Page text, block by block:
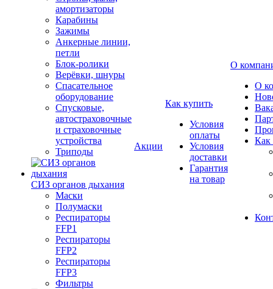
амортизаторы
Карабины
Зажимы
Анкерные линии,
петли
Блок-ролики
Верёвки, шнуры
Спасательное
оборудование
Спусковые,
автостраховочные
и страховочные
устройства
Триподы
СИЗ органов дыхания
Маски
Полумаски
Респираторы
FFP1
Респираторы
FFP2
Респираторы
FFP3
Фильтры
Акции
Как купить
Условия
оплаты
Условия
доставки
Гарантия
на товар
О
О
Как